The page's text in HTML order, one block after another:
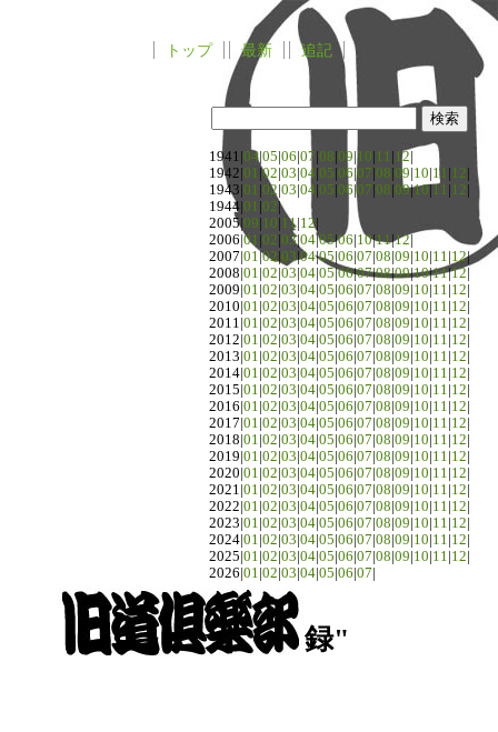
トップ 最新 追記
1941| 04 05 06 07 08 09 10 11 12
1942| 01 02 03 04 05 06 |07 08 09 10 11 12
1943| 01 02 03 04 05 06 |07 08 09|10 11 12
1944| 01 02 |
2005|09 10 11 12
2006| 01 02 03|04|05|06 10|11|12
2007| 01|02 03|04|05 06 07 08 09 10 11 12|
2008| 01 02 03 04 05|06|07|08|09|10|11|12
2009| 01 02 03 04 05 06 07 08 09 10 11 12
2010| 01 02 03 04 05 06 07 08 09 10 11 12
2011| 01 02 03 04 05 06 07 08 09 10 11 12
2012| 01 02 03 04 05 06 07 08 09 10 11 12
2013| 01 02 03 04 05 06 07 08 09 10 11 12
2014| 01 02 03 04 05 06 07 08 09 10 11 12
2015| 01 02 03 04 05 06 07 08 09 10 11 12
2016| 01 02 03 04 05 06 07 08 09 10 11 12
2017| 01 02 03 04 05 06 07 08 09 10 11 12
2018| 01 02 03 04 05 06 07 08 09 10 11 12
2019| 01 02 03 04 05 06 07 08 09 10 11 12
2020| 01 02 03 04 05 06 07 08 09 10 11 12
2021| 01 02 03 04 05 06 07 08 09 10 11 12
2022| 01 02 03 04 05 06 07 08 09 10 11 12
2023| 01 02 03 04 05 06 07 08 09 10 11 12
2024| 01 02 03 04 05 06 07 08 09 10 11 12
2025| 01 02 03 04 05 06 07 08 09 10 11 12
2026| 01 02 03 04 05 06 07
録"